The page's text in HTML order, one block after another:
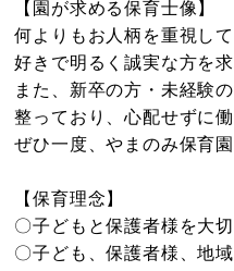
【園が求める保育士像】
何よりもお人柄を重視し
好きで明るく誠実な方を求
また、新卒の方・未経験
整っており、心配せずに
ぜひ一度、やまのみ保育
【保育理念】
〇子どもと保護者様を大
〇子ども、保護者様、地